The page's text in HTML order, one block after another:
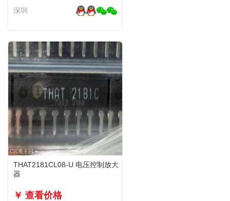
深圳
THAT2181CL08-U 电压控制放大
器
￥ 查看价格